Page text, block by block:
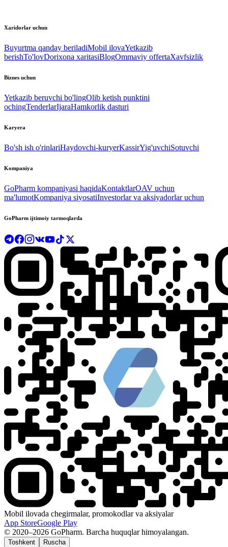
Xaridorlar uchun
Buyurtma qanday beriladiMobil ilovaYetkazib
berishTo'lovDorixona xaritasiBlogOmmaviy offertaXavfsizlik
Biznes uchun
Yetkazib beruvchi bo'lingOlib ketish punktini
ochingTenderlarIjaraHamkorlik dasturi
Karyera
Bo'sh ish o'rinlariHaydovchi-kuryerKassirYig'uvchiSotuvchi
Kompaniya
GoPharm kompaniyasi haqidaKontaktlarOAV uchun
ma'lumotKompaniya siyosatiInvestorlar va aksiyadorlar uchun
GoPharm ijtimoiy tarmoqlarda
Mobil ilovada chegirmalar, promokodlar va aksiyalar
App StoreGoogle Play
© 2020–2026 GoPharm. Barcha huquqlar himoyalangan.
Toshkent Ruscha